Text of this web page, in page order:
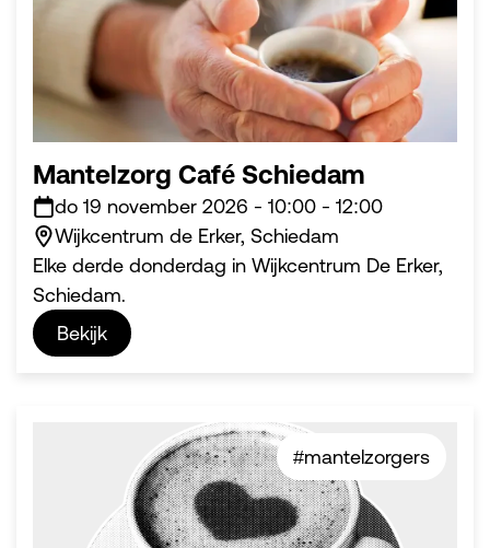
Mantelzorg Café Schiedam
do 19 november 2026 - 10:00 - 12:00
Wijkcentrum de Erker, Schiedam
Elke derde donderdag in Wijkcentrum De Erker,
Schiedam.
Bekijk
#mantelzorgers